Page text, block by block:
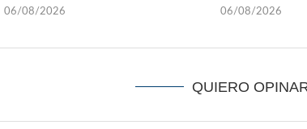
06/08/2026 06/08/2026
QUIERO